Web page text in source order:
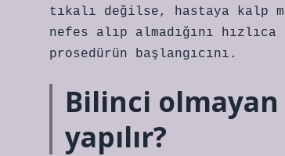
tıkalı değilse, hastaya kalp
nefes alıp almadığını
prosedürün başlangıcını.
Bilinci
yapılır?